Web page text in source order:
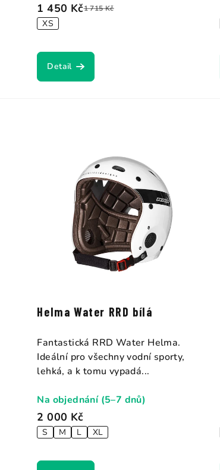
1 450 Kč1 715 Kč
XS
Detail
Helma Water RRD bílá
2 000 Kč
S M L XL
Na objednání (5–7 dnů)
Fantastická RRD Water Helma.
Ideální pro všechny vodní sporty,
lehká, a k tomu vypadá...